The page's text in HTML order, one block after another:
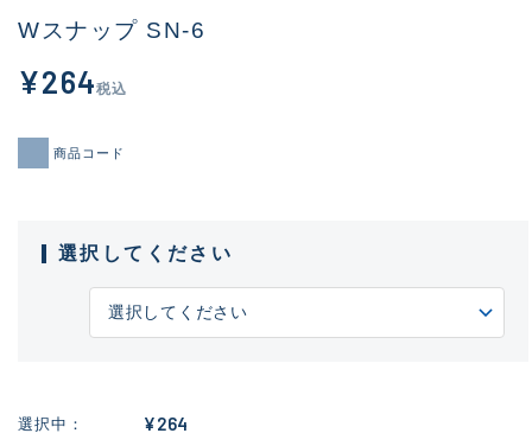
Wスナップ SN-6
¥264税込
商品コード
選択してください
選択中 ¥264